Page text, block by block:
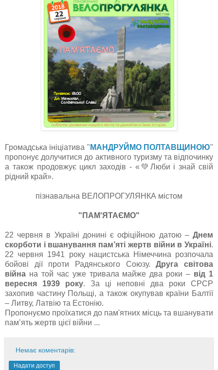
Громадська ініціатива " МАНДРУЙМО ПОЛТАВЩИНОЮ"
пропонує долучитися до активного туризму та відпочинку
а також продовжує цикл заходів - «💚Люби і знай свій
рідний край».
пізнавальна ВЕЛОПРОГУЛЯНКА містом
"ПАМ'ЯТАЄМО"
22 червня в Україні донині є офіційною датою – Днем
скорботи і вшанування пам’яті жертв війни в Україні.
22 червня 1941 року нацистська Німеччина розпочала
бойові дії проти Радянського Союзу.Друга світова
війна на той час уже тривала майже два роки – від 1
вересня 1939 року. За ці неповні два роки СРСР
захопив частину Польщі, а також окупував країни Балтії
– Литву, Латвію та Естонію.
Пропонуємо проїхатися до пам'ятних місць та вшанувати
пам’ять жертв цієї війни ...
Немає коментарів:
Надати доступ